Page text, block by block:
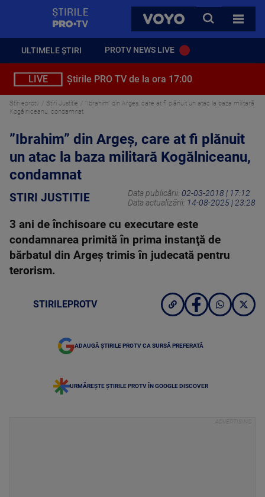
VOYO
CAUTA
TOATE
ULTIMELE ȘTIRI PROTV NEWS LIVE
LIVE Știrile PRO TV de la ora 17:00
Stirileprotv Stiri Justitie
”Ibrahim” din Argeș, care at fi plănuit un atac la baza militară
Kogălniceanu, condamnat
”Ibrahim” din Argeș, care at fi plănuit
un atac la baza militară Kogălniceanu,
condamnat
STIRI JUSTITIE Data publicării: 02-03-2018 | 17:12
Data actualizării: 14-08-2025 | 23:28
3 ani de închisoare cu executare este
condamnarea primită în prima instanţă de
bărbatul din Argeş trimis în judecată pentru
terorism.
STIRILEPROTV
ADAUGĂ ȘTIRILE PROTV CA SURSĂ PREFERATĂ
URMĂREȘTE ȘTIRILE PROTV ÎN GOOGLE DISCOVER